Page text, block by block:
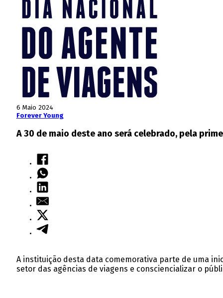
6 Maio 2024
Forever Young
A 30 de maio deste ano será celebrado, pela
A instituição desta data comemorativa parte de uma
setor das agências de viagens e consciencializar o